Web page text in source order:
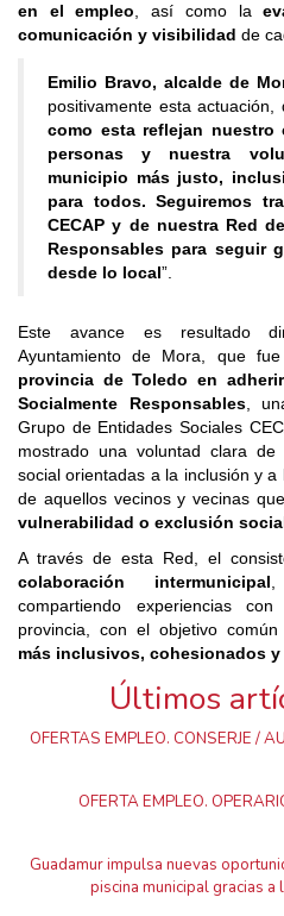
en el empleo, así como la
comunicación y visibilidad de
Emilio Bravo, alcalde de
positivamente esta actuación,
como esta reflejan nuestro
personas y nuestra
municipio más justo,
para todos. Seguiremos
CECAP y de nuestra Red
Responsables para seguir
desde lo local”.
Este avance es resultado
Ayuntamiento de Mora, que
provincia de Toledo en
Socialmente Responsables,
Grupo de Entidades Sociales
mostrado una voluntad clara
social orientadas a la inclusión y
de aquellos vecinos y vecinas
vulnerabilidad o exclusión
A través de esta Red, el
colaboración intermunicipal,
compartiendo experiencias
provincia, con el objetivo
más inclusivos, cohesionados
Últimos
OFERTAS EMPLEO. CONSERJE /
OFERTA EMPLEO.
Guadamur impulsa nuevas
piscina municipal gracias a